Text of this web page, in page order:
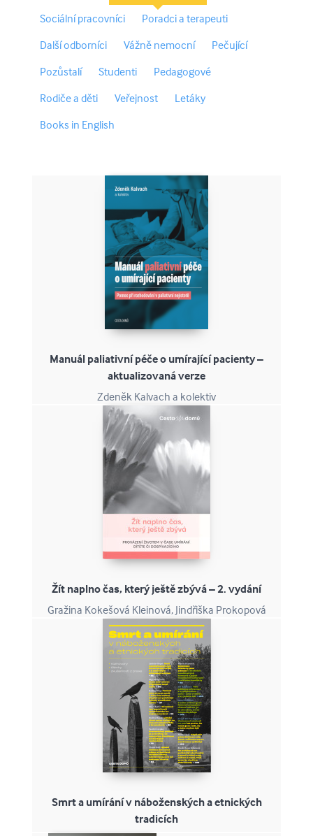
Sociální pracovníci
Poradci a terapeuti
Další odborníci
Vážně nemocní
Pečující
Pozůstalí
Studenti
Pedagogové
Rodiče a děti
Veřejnost
Letáky
Books in English
Manuál paliativní péče o umírající pacienty –
aktualizovaná verze
Zdeněk Kalvach a kolektiv
Žít naplno čas, který ještě zbývá – 2. vydání
Gražina Kokešová Kleinová, Jindřiška Prokopová
Smrt a umírání v náboženských a etnických
tradicích